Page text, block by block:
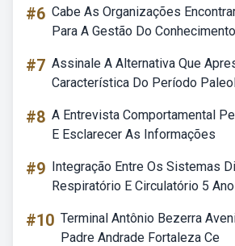
#6 Cabe As Organizações
Para A Gestão Do Conhecimento
#7 Assinale A Alternativa Que
Característica Do Período
#8 A Entrevista Comportamental
E Esclarecer As Informações
#9 Integração Entre Os Sistemas
Respiratório E Circulatório 5 Ano
#10 Terminal Antônio Bezerra
Padre Andrade Fortaleza Ce